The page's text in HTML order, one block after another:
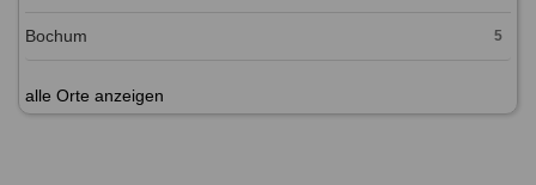
Bochum 5
alle Orte anzeigen